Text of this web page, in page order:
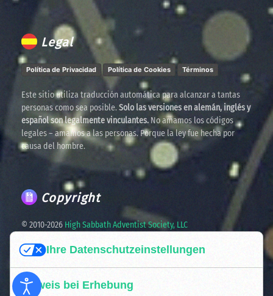
Legal
Política de Privacidad Política de Cookies Términos
Este sitio utiliza traducción automática para alcanzar a tantas
personas como sea posible.Solo las versiones en alemán, inglés y
español son legalmente vinculantes. No amamos los códigos
legales – amamos a las personas. Porque la ley fue hecha por
causa del hombre.
Copyright
© 2010-2026 High Sabbath Adventist Society, LLC
kommende Zeit.
Ihre Datenschutzeinstellungen
Hinweis bei Erhebung